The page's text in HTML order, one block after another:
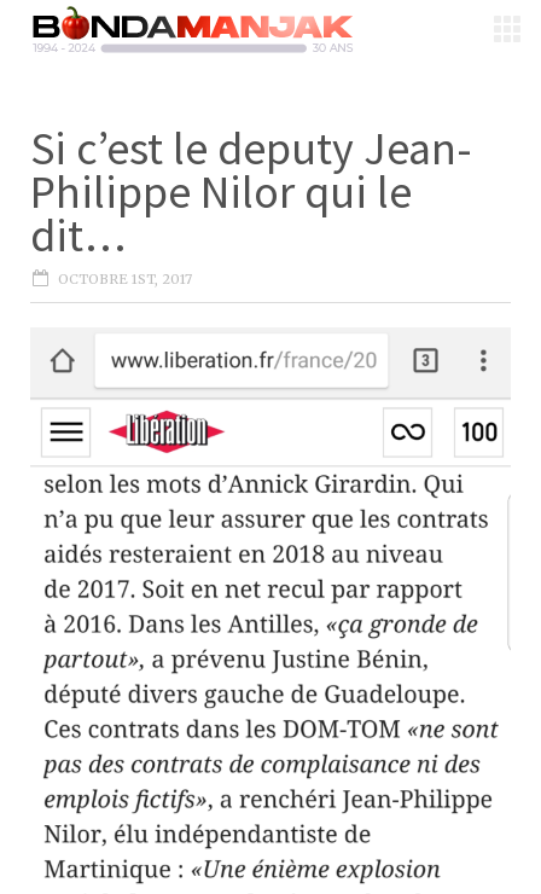
Si c’est le deputy Jean-
Philippe Nilor qui le
dit…
OCTOBRE 1ST, 2017